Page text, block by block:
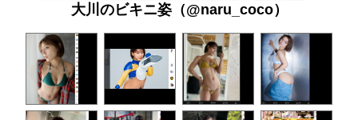
大川のビキニ姿（@naru_coco）